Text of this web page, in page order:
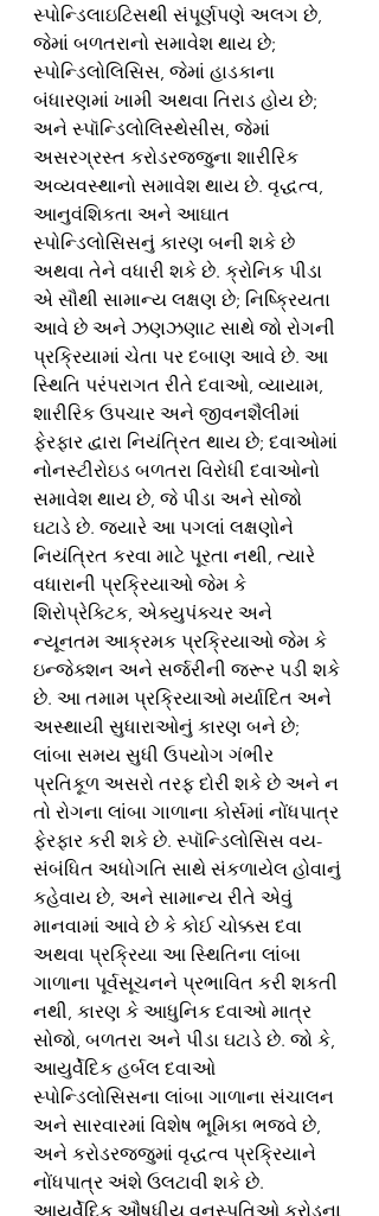
સ્પોન્ડિલાઇટિસથી સંપૂર્ણપણે અલગ છે,
જેમાં બળતરાનો સમાવેશ થાય છે;
સ્પોન્ડિલોલિસિસ, જેમાં હાડકાના
બંધારણમાં ખામી અથવા તિરાડ હોય છે;
અને સ્પૉન્ડિલોલિસ્થેસીસ, જેમાં
અસરગ્રસ્ત કરોડરજ્જુના શારીરિક
અવ્યવસ્થાનો સમાવેશ થાય છે. વૃદ્ધત્વ,
આનુવંશિકતા અને આઘાત
સ્પોન્ડિલોસિસનું કારણ બની શકે છે
અથવા તેને વધારી શકે છે. ક્રોનિક પીડા
એ સૌથી સામાન્ય લક્ષણ છે; નિષ્ક્રિયતા
આવે છે અને ઝણઝણાટ સાથે જો રોગની
પ્રક્રિયામાં ચેતા પર દબાણ આવે છે. આ
સ્થિતિ પરંપરાગત રીતે દવાઓ, વ્યાયામ,
શારીરિક ઉપચાર અને જીવનશૈલીમાં
ફેરફાર દ્વારા નિયંત્રિત થાય છે; દવાઓમાં
નોનસ્ટીરોઇડ બળતરા વિરોધી દવાઓનો
સમાવેશ થાય છે, જે પીડા અને સોજો
ઘટાડે છે. જ્યારે આ પગલાં લક્ષણોને
નિયંત્રિત કરવા માટે પૂરતા નથી, ત્યારે
વધારાની પ્રક્રિયાઓ જેમ કે
શિરોપ્રેક્ટિક, એક્યુપંક્ચર અને
ન્યૂનતમ આક્રમક પ્રક્રિયાઓ જેમ કે
ઇન્જેક્શન અને સર્જરીની જરૂર પડી શકે
છે. આ તમામ પ્રક્રિયાઓ મર્યાદિત અને
અસ્થાયી સુધારાઓનું કારણ બને છે;
લાંબા સમય સુધી ઉપયોગ ગંભીર
પ્રતિકૂળ અસરો તરફ દોરી શકે છે અને ન
તો રોગના લાંબા ગાળાના કોર્સમાં નોંધપાત્ર
ફેરફાર કરી શકે છે. સ્પૉન્ડિલોસિસ વય-
સંબંધિત અધોગતિ સાથે સંકળાયેલ હોવાનું
કહેવાય છે, અને સામાન્ય રીતે એવું
માનવામાં આવે છે કે કોઈ ચોક્કસ દવા
અથવા પ્રક્રિયા આ સ્થિતિના લાંબા
ગાળાના પૂર્વસૂચનને પ્રભાવિત કરી શકતી
નથી, કારણ કે આધુનિક દવાઓ માત્ર
સોજો, બળતરા અને પીડા ઘટાડે છે. જો કે,
આયુર્વેદિક હર્બલ દવાઓ
સ્પોન્ડિલોસિસના લાંબા ગાળાના સંચાલન
અને સારવારમાં વિશેષ ભૂમિકા ભજવે છે,
અને કરોડરજ્જુમાં વૃદ્ધત્વ પ્રક્રિયાને
નોંધપાત્ર અંશે ઉલટાવી શકે છે.
આયુર્વેદિક ઔષધીય વનસ્પતિઓ કરોડના